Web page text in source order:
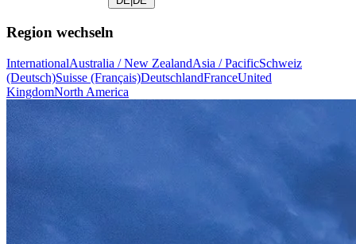
Region wechseln
InternationalAustralia / New ZealandAsia / PacificSchweiz
(Deutsch)Suisse (Français)DeutschlandFranceUnited
KingdomNorth America